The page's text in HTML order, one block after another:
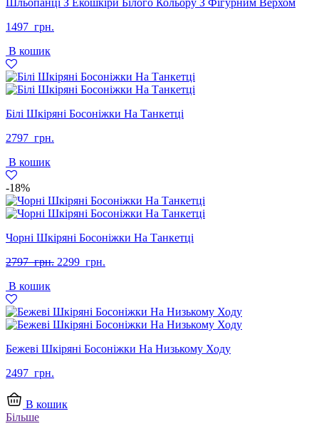
Шльопанці З Екошкіри Білого Кольору З Фігурним Верхом
1497 грн.
В кошик
Білі Шкіряні Босоніжки На Танкетці
2797 грн.
В кошик
-18%
Чорні Шкіряні Босоніжки На Танкетці
2797 грн. Оригінальна
2299 грн.
В кошик
Бежеві Шкіряні Босоніжки На Низькому Ходу
2497 грн.
В кошик
Більше